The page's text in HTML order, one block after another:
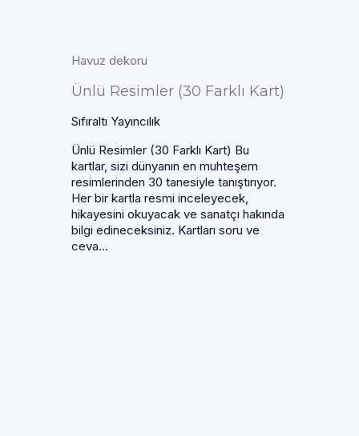
Havuz dekoru
Ünlü Resimler (30 Farklı Kart)
Sıfıraltı Yayıncılık
Ünlü Resimler (30 Farklı Kart) Bu
kartlar, sizi dünyanın en muhteşem
resimlerinden 30 tanesiyle tanıştırıyor.
Her bir kartla resmi inceleyecek,
hikayesini okuyacak ve sanatçı hakında
bilgi edineceksiniz. Kartları soru ve
ceva...